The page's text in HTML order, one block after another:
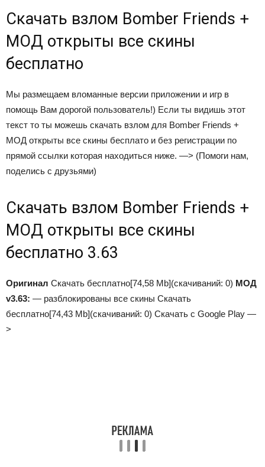
Скачать взлом Bomber Friends +
МОД открыты все скины
бесплатно
Мы размещаем вломанные версии приложении и игр в
помощь Вам дорогой пользователь!) Если ты видишь этот
текст то ты можешь скачать взлом для Bomber Friends +
МОД открыты все скины бесплато и без регистрации по
прямой ссылки которая находиться ниже. —> (Помоги нам,
поделись с друзьями)
Скачать взлом Bomber Friends +
МОД открыты все скины
бесплатно 3.63
Оригинал Скачать бесплатно[74,58 Mb](cкачиваний: 0) МОД
v3.63: — разблокированы все скины Скачать
бесплатно[74,43 Mb](cкачиваний: 0) Скачать с Google Play —
>